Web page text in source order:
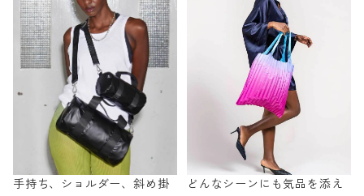
手持ち、ショルダー、斜め掛
どんなシーンにも気品を添え